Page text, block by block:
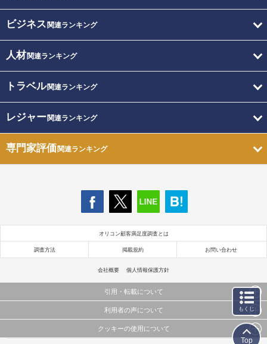
ビジネス 関連ランキング
人材関連ランキング
トラベル関連ランキング
レジャー関連ランキング
専門家評価関連ランキング
オリコン顧客満足度調査とは
調査方法 掲載規約 お問い合わせ
会社概要 個人情報保護方針
引用・転載について
当サイトで公開されている情報（文字、写真、イラスト、画像データ等）及びこれらの配置・
これらの情報を権利者の許可なく無断転載・複製などの二次利用を行うことは固く禁じており
利用者の声について
当サイトに掲載している内容はすべてサービスの利用者が提出された見解・感想です。
クッキーの使用について
もくじ
Top